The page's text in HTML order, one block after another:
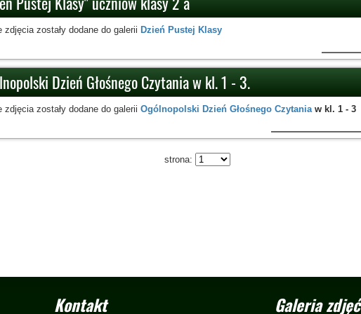
zdjęcia zostały dodane do galerii Dzień Pustej Klasy
Dzień Głośnego Czytania w kl. 1 - 3.
zdjęcia zostały dodane do galerii Ogólnopolski Dzień Głośnego Czytaniaw kl. 1 - 3
strona:
Kontakt Galeria zdjęć